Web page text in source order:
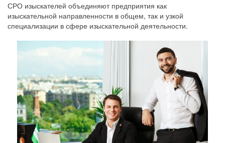
СРО изыскателей объединяют предприятия как
изыскательной направленности в общем, так и узкой
специализации в сфере изыскательной деятельности.